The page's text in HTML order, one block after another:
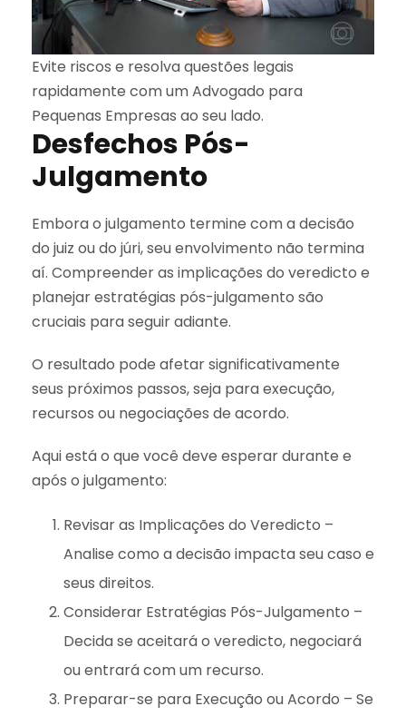
Evite riscos e resolva questões legais
rapidamente com um Advogado para
Pequenas Empresas ao seu lado.
Desfechos Pós-
Julgamento
Embora o julgamento termine com a decisão
do juiz ou do júri, seu envolvimento não termina
aí. Compreender as implicações do veredicto e
planejar estratégias pós-julgamento são
cruciais para seguir adiante.
O resultado pode afetar significativamente
seus próximos passos, seja para execução,
recursos ou negociações de acordo.
Aqui está o que você deve esperar durante e
após o julgamento:
Revisar as Implicações do Veredicto –
Analise como a decisão impacta seu caso e
seus direitos.
Considerar Estratégias Pós-Julgamento –
Decida se aceitará o veredicto, negociará
ou entrará com um recurso.
Preparar-se para Execução ou Acordo – Se